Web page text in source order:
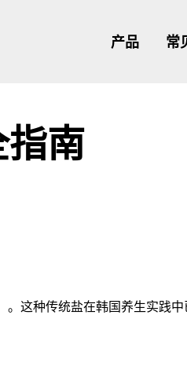
产品 常
南
）。这种传统盐在韩国养生实践